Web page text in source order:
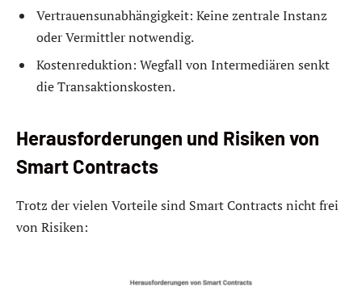
Vertrauensunabhängigkeit: Keine zentrale Instanz
oder Vermittler notwendig.
Kostenreduktion: Wegfall von Intermediären senkt
die Transaktionskosten.
Herausforderungen und Risiken von
Smart Contracts
Trotz der vielen Vorteile sind Smart Contracts nicht frei
von Risiken: